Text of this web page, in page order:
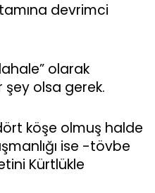
devrimci
olarak
olsa gerek.
köşe olmuş halde
ise -tövbe
Kürtlükle